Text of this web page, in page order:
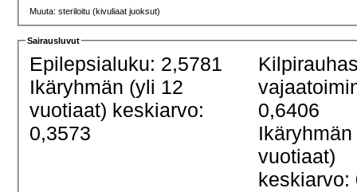
Muuta: steriloitu (kivuliaat juoksut)
Sairausluvut
Epilepsialuku: 2,5781
Ikäryhmän (yli 12
vuotiaat) keskiarvo:
0,3573
0,6406
vuotiaat)
keskiarvo: